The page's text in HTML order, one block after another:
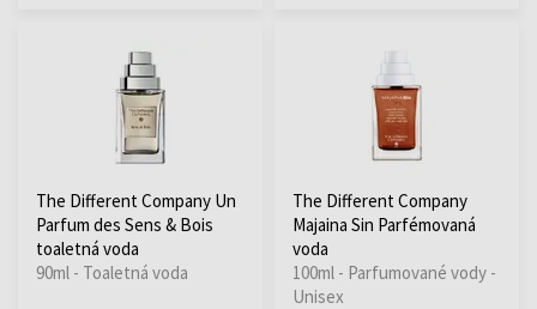
The Different Company Un
Parfum des Sens & Bois
toaletná voda
90ml - Toaletná voda
The Different Company
Majaina Sin Parfémovaná
voda
100ml - Parfumované vody -
Unisex